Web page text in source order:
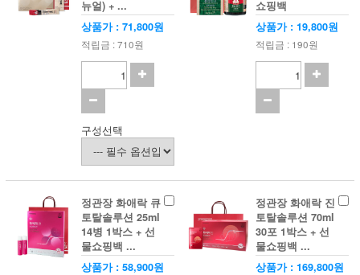
뉴얼) + ...
상품가 : 71,800원
적립금 : 710원
구성선택
쇼핑백
상품가 : 19,800원
적립금 : 190원
정관장 화애락 큐
토탈솔루션 25ml
14병 1박스 + 선
물쇼핑백 ...
상품가 : 58,900원
정관장 화애락 진
토탈솔루션 70ml
30포 1박스 + 선
물쇼핑백 ...
상품가 : 169,800원